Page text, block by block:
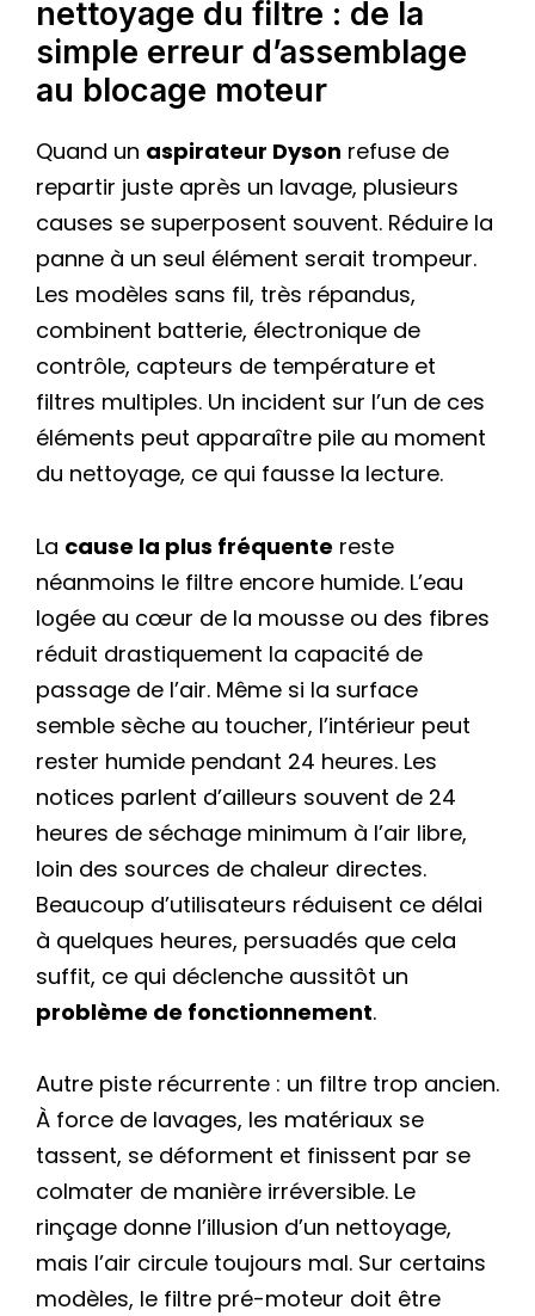
nettoyage du filtre : de la
simple erreur d’assemblage
au blocage moteur
Quand un aspirateur Dyson refuse de
repartir juste après un lavage, plusieurs
causes se superposent souvent. Réduire la
panne à un seul élément serait trompeur.
Les modèles sans fil, très répandus,
combinent batterie, électronique de
contrôle, capteurs de température et
filtres multiples. Un incident sur l’un de ces
éléments peut apparaître pile au moment
du nettoyage, ce qui fausse la lecture.
La cause la plus fréquente reste
néanmoins le filtre encore humide. L’eau
logée au cœur de la mousse ou des fibres
réduit drastiquement la capacité de
passage de l’air. Même si la surface
semble sèche au toucher, l’intérieur peut
rester humide pendant 24 heures. Les
notices parlent d’ailleurs souvent de 24
heures de séchage minimum à l’air libre,
loin des sources de chaleur directes.
Beaucoup d’utilisateurs réduisent ce délai
à quelques heures, persuadés que cela
suffit, ce qui déclenche aussitôt un
problème de fonctionnement.
Autre piste récurrente : un filtre trop ancien.
À force de lavages, les matériaux se
tassent, se déforment et finissent par se
colmater de manière irréversible. Le
rinçage donne l’illusion d’un nettoyage,
mais l’air circule toujours mal. Sur certains
modèles, le filtre pré-moteur doit être